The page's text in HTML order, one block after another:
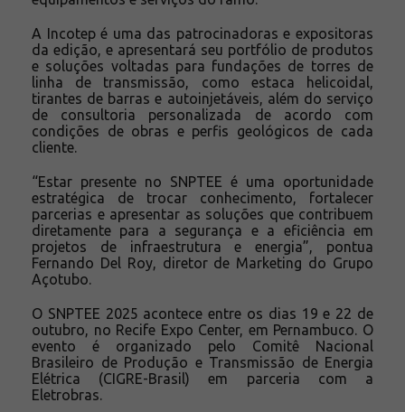
A Incotep é uma das patrocinadoras e expositoras
da edição, e apresentará seu portfólio de produtos
e soluções voltadas para fundações de torres de
linha de transmissão, como estaca helicoidal,
tirantes de barras e autoinjetáveis, além do serviço
de consultoria personalizada de acordo com
condições de obras e perfis geológicos de cada
cliente.
“Estar presente no SNPTEE é uma oportunidade
estratégica de trocar conhecimento, fortalecer
parcerias e apresentar as soluções que contribuem
diretamente para a segurança e a eficiência em
projetos de infraestrutura e energia”, pontua
Fernando Del Roy, diretor de Marketing do Grupo
Açotubo.
O SNPTEE 2025 acontece entre os dias 19 e 22 de
outubro, no Recife Expo Center, em Pernambuco. O
evento é organizado pelo Comitê Nacional
Brasileiro de Produção e Transmissão de Energia
Elétrica (CIGRE-Brasil) em parceria com a
Eletrobras.